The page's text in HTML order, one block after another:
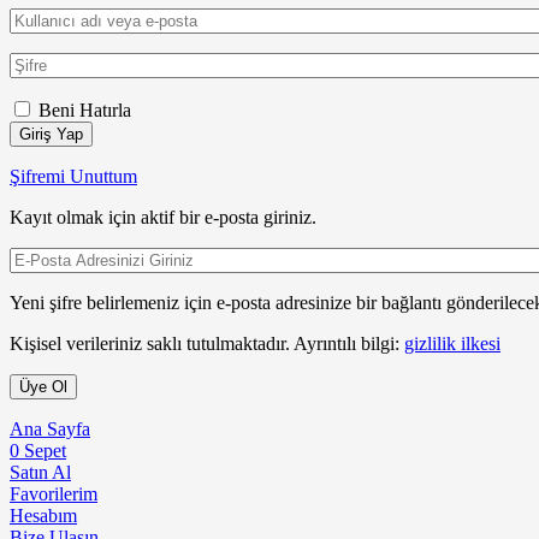
Beni Hatırla
Giriş Yap
Şifremi Unuttum
Kayıt olmak için aktif bir e-posta giriniz.
Yeni şifre belirlemeniz için e-posta adresinize bir bağlantı
Kişisel verileriniz saklı tutulmaktadır. Ayrıntılı bilgi: gizlilik ilkesi
Üye Ol
Ana Sayfa
0 Sepet
Satın Al
Favorilerim
Hesabım